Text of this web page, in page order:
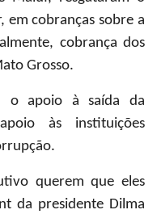
cobranças sobre a
cobrança dos
Grosso.
o apoio à saída da
às instituições
querem que eles
da presidente Dilma